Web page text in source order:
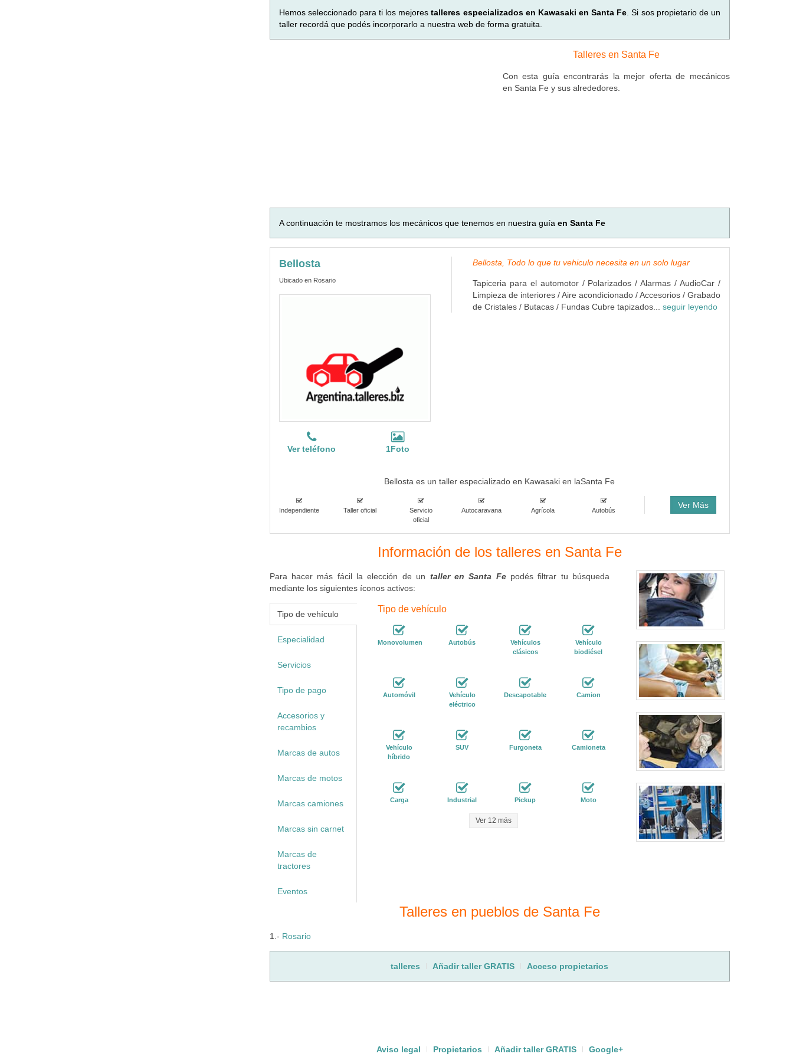
Hemos seleccionado para ti los mejorestalleres especializados en Kawasaki en Santa Fe . Si sos propietario de un
taller recordá que podés incorporarlo a nuestra web de forma gratuita.
Talleres en Santa Fe
Con esta guía encontrarás la mejor oferta de mecánicos
en Santa Fe y sus alrededores.
A continuación te mostramos los mecánicos que tenemos en nuestra guía en Santa Fe
Bellosta
Ubicado en Rosario
Ver teléfono 1Foto
Bellosta, Todo lo que tu vehiculo necesita en un solo lugar
Tapiceria para el automotor / Polarizados / Alarmas / AudioCar /
Limpieza de interiores / Aire acondicionado / Accesorios / Grabado
de Cristales / Butacas / Fundas Cubre tapizados... seguir leyendo
Bellosta es un taller especializado en Kawasaki en laSanta Fe
Independiente Taller oficial
Servicio
oficial
Autocaravana Agrícola Autobús
Ver Más
Información de los talleres en Santa Fe
Para hacer más fácil la elección de un taller en Santa Fepodés filtrar tu búsqueda
mediante los siguientes íconos activos:
Tipo de vehículo
Especialidad
Servicios
Tipo de pago
Accesorios y
recambios
Marcas de autos
Marcas de motos
Marcas camiones
Marcas sin carnet
Marcas de
tractores
Eventos
Tipo de vehículo
Monovolumen Autobús
Vehículos
clásicos
Vehículo
biodiésel
Automóvil
Vehículo
eléctrico
Descapotable Camion
Vehículo
híbrido
SUV Furgoneta Camioneta
Carga Industrial Pickup Moto
Ver 12 más
Talleres en pueblos de Santa Fe
1.- Rosario
talleres Añadir taller GRATIS Acceso propietarios
Aviso legal Propietarios Añadir taller GRATIS Google+